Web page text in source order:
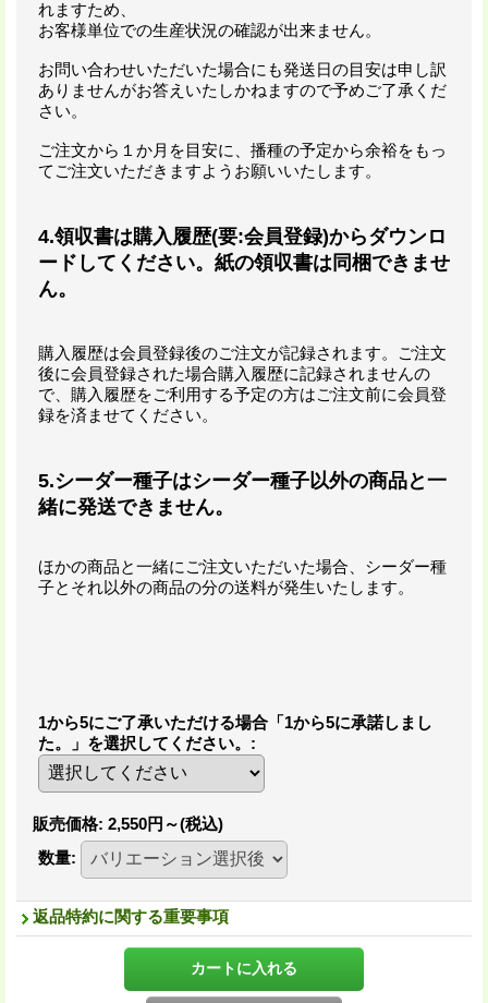
れますため、
お客様単位での生産状況の確認が出来ません。
お問い合わせいただいた場合にも発送日の目安は申し訳
ありませんがお答えいたしかねますので予めご了承くだ
さい。
ご注文から１か月を目安に、播種の予定から余裕をもっ
てご注文いただきますようお願いいたします。
4.領収書は購入履歴(要:会員登録)からダウンロ
ードしてください。紙の領収書は同梱できませ
ん。
購入履歴は会員登録後のご注文が記録されます。ご注文
後に会員登録された場合購入履歴に記録されませんの
で、購入履歴をご利用する予定の方はご注文前に会員登
録を済ませてください。
5.シーダー種子はシーダー種子以外の商品と一
緒に発送できません。
ほかの商品と一緒にご注文いただいた場合、シーダー種
子とそれ以外の商品の分の送料が発生いたします。
1から5にご了承いただける場合「1から5に承諾しまし
た。」を選択してください。 :
販売価格: 2,550円～(税込)
数量:
返品特約に関する重要事項